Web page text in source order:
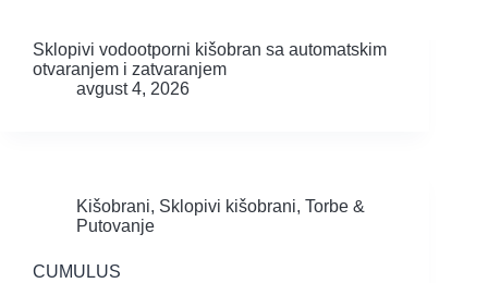
Sklopivi vodootporni kišobran sa automatskim
otvaranjem i zatvaranjem
avgust 4, 2026
Kišobrani, Sklopivi kišobrani, Torbe &
Putovanje
CUMULUS